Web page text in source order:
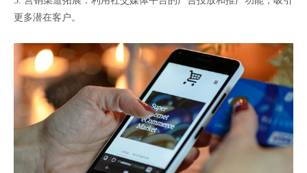
更多潜在客户。